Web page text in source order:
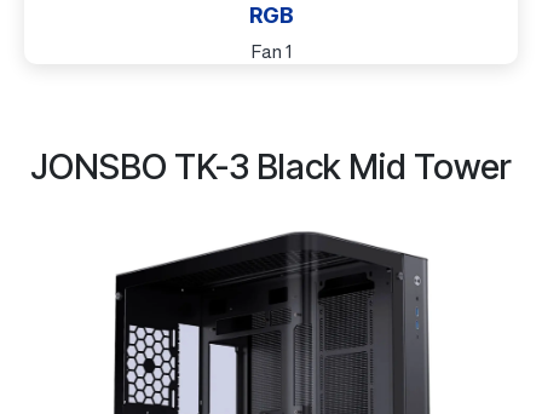
RGB
1 Fan
JONSBO TK-3 Black Mid Tower